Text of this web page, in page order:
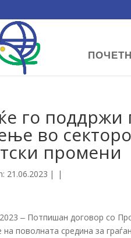
го поддржи
во
промени
21.06.2023 | |
‒ Потпишан договор со
поволната средина за